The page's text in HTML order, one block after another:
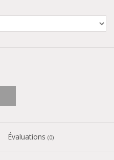
Évaluations (0)